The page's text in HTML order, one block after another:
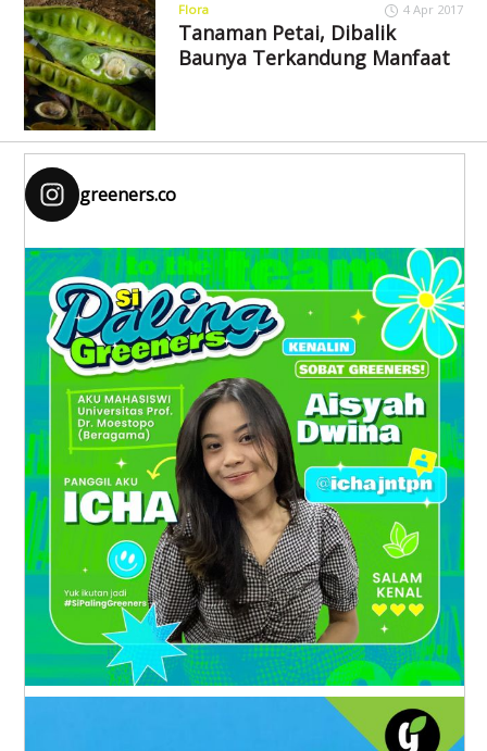
Flora 4 Apr 2017
Tanaman Petai, Dibalik
Baunya Terkandung Manfaat
greeners.co